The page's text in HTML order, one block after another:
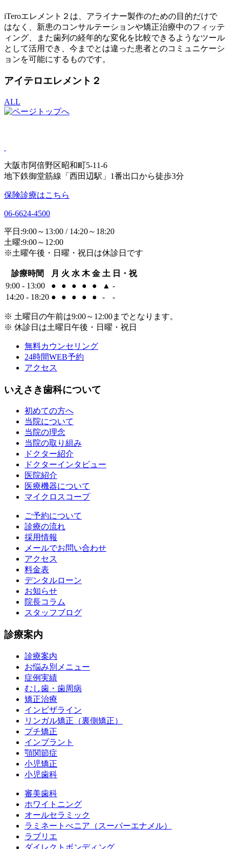
iTeroエレメント２は、アライナー製作のための目的だけで
はなく、新患のコンサルテーションや矯正治療中のフィッテ
ィング、また歯列の経年的な変化を比較できるようなツール
として活用でき、今までとは違った患者とのコミュニケーシ
ョンを可能にするものです。
アイテロエレメント２
ALL
大阪市阿倍野区昭和町5-11-6
地下鉄御堂筋線「西田辺駅」1番出口から徒歩3分
保険診療はこちら
06-6624-4500
平日:9:00～13:00 / 14:20～18:20
土曜:9:00～12:00
※土曜午後・日曜・祝日は休診日です
診療時間 月 火 水 木 金 土 日・祝
9:00 - 13:00
● ● ● ● ● ▲ -
14:20 - 18:20 ● ● ● ● ● - -
※ 土曜日の午前は9:00～12:00までとなります。
※ 休診日は土曜日午後・日曜・祝日
無料カウンセリング
24時間WEB予約
アクセス
いえさき歯科について
初めての方へ
当院について
当院の理念
当院の取り組み
ドクター紹介
ドクターインタビュー
医院紹介
医療機器について
マイクロスコープ
ご予約について
診療の流れ
採用情報
メールでお問い合わせ
アクセス
料金表
デンタルローン
お知らせ
院長コラム
スタッフブログ
診療案内
診療案内
お悩み別メニュー
症例実績
むし歯・歯周病
矯正治療
インビザライン
リンガル矯正（裏側矯正）
プチ矯正
インプラント
顎関節症
小児矯正
小児歯科
審美歯科
ホワイトニング
オールセラミック
ラミネートべニア （スーパーエナメル）
ラブリエ
ダイレクトボンディング